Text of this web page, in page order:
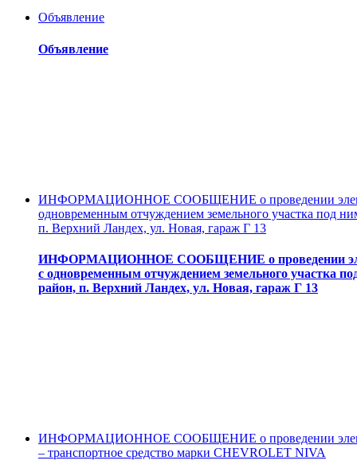
Объявление
Объявление
ИНФОРМАЦИОННОЕ СООБЩЕНИЕ о проведении
одновременным отчуждением земельного участка под
п. Верхний Ландех, ул. Новая, гараж Г 13
ИНФОРМАЦИОННОЕ СООБЩЕНИЕ о проведении
с одновременным отчуждением земельного участка
район, п. Верхний Ландех, ул. Новая, гараж Г 13
ИНФОРМАЦИОННОЕ СООБЩЕНИЕ о проведении
– транспортное средство марки CHEVROLET NIVA